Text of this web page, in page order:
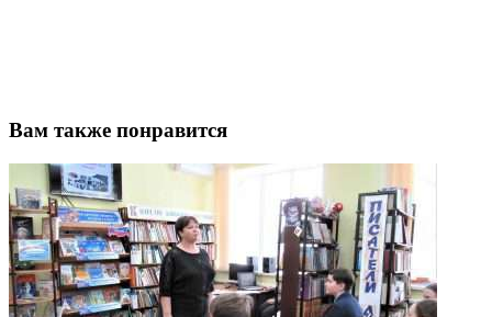
Вам также понравится